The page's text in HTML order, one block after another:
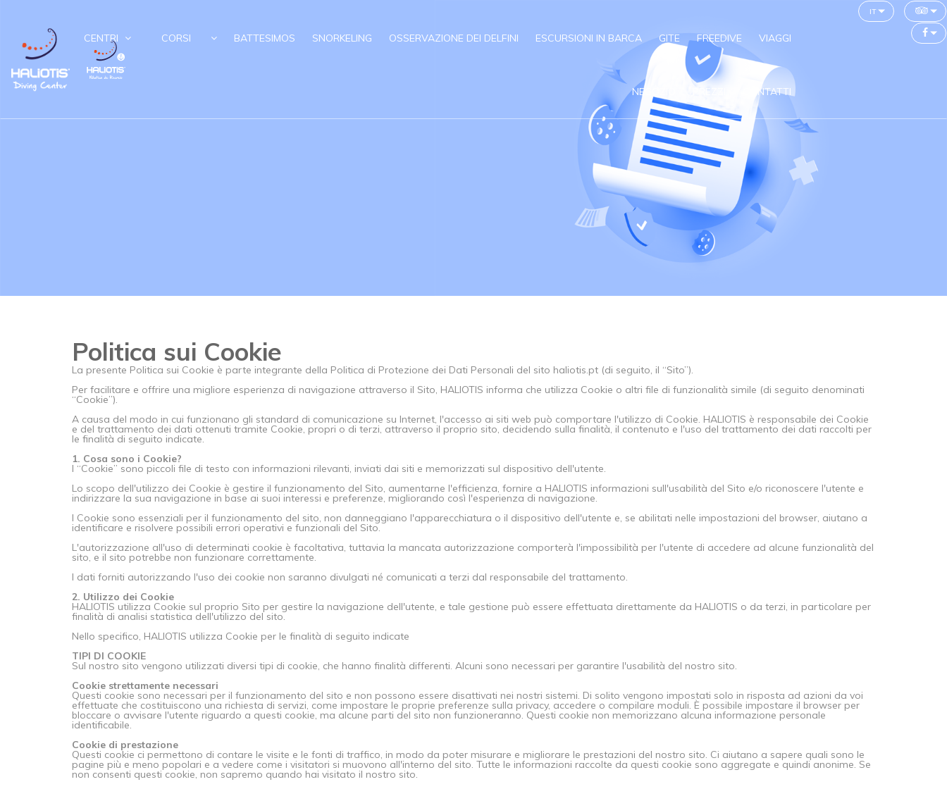
CENTRI CORSI BATTESIMOS SNORKELING OSSERVAZIONE DEI DELFINI ESCURSIONI IN BARCA GITE FREEDIVE VIAGGI
NEGOZIO PREZZI CONTATTI
it
Politica sui Cookie
La presente Politica sui Cookie è parte integrante della Politica di Protezione dei Dati Personali del sito haliotis.pt (di seguito, il “Sito”).
Per facilitare e offrire una migliore esperienza di navigazione attraverso il Sito, HALIOTIS informa che utilizza Cookie o altri file di funzionalità simile (di seguito denominati
“Cookie”).
A causa del modo in cui funzionano gli standard di comunicazione su Internet, l'accesso ai siti web può comportare l'utilizzo di Cookie. HALIOTIS è responsabile dei Cookie
e del trattamento dei dati ottenuti tramite Cookie, propri o di terzi, attraverso il proprio sito, decidendo sulla finalità, il contenuto e l'uso del trattamento dei dati raccolti per
le finalità di seguito indicate.
1. Cosa sono i Cookie?
I “Cookie” sono piccoli file di testo con informazioni rilevanti, inviati dai siti e memorizzati sul dispositivo dell'utente.
Lo scopo dell'utilizzo dei Cookie è gestire il funzionamento del Sito, aumentarne l'efficienza, fornire a HALIOTIS informazioni sull'usabilità del Sito e/o riconoscere l'utente e
indirizzare la sua navigazione in base ai suoi interessi e preferenze, migliorando così l'esperienza di navigazione.
I Cookie sono essenziali per il funzionamento del sito, non danneggiano l'apparecchiatura o il dispositivo dell'utente e, se abilitati nelle impostazioni del browser, aiutano a
identificare e risolvere possibili errori operativi e funzionali del Sito.
L'autorizzazione all'uso di determinati cookie è facoltativa, tuttavia la mancata autorizzazione comporterà l'impossibilità per l'utente di accedere ad alcune funzionalità del
sito, e il sito potrebbe non funzionare correttamente.
I dati forniti autorizzando l'uso dei cookie non saranno divulgati né comunicati a terzi dal responsabile del trattamento.
2. Utilizzo dei Cookie
HALIOTIS utilizza Cookie sul proprio Sito per gestire la navigazione dell'utente, e tale gestione può essere effettuata direttamente da HALIOTIS o da terzi, in particolare per
finalità di analisi statistica dell'utilizzo del sito.
Nello specifico, HALIOTIS utilizza Cookie per le finalità di seguito indicate
TIPI DI COOKIE
Sul nostro sito vengono utilizzati diversi tipi di cookie, che hanno finalità differenti. Alcuni sono necessari per garantire l'usabilità del nostro sito.
Cookie strettamente necessari
Questi cookie sono necessari per il funzionamento del sito e non possono essere disattivati nei nostri sistemi. Di solito vengono impostati solo in risposta ad azioni da voi
effettuate che costituiscono una richiesta di servizi, come impostare le proprie preferenze sulla privacy, accedere o compilare moduli. È possibile impostare il browser per
bloccare o avvisare l'utente riguardo a questi cookie, ma alcune parti del sito non funzioneranno. Questi cookie non memorizzano alcuna informazione personale
identificabile.
Cookie di prestazione
Questi cookie ci permettono di contare le visite e le fonti di traffico, in modo da poter misurare e migliorare le prestazioni del nostro sito. Ci aiutano a sapere quali sono le
pagine più e meno popolari e a vedere come i visitatori si muovono all'interno del sito. Tutte le informazioni raccolte da questi cookie sono aggregate e quindi anonime. Se
non consenti questi cookie, non sapremo quando hai visitato il nostro sito.